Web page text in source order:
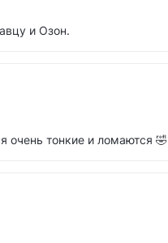
и Озон.
очень тонкие и ломаются 🤣